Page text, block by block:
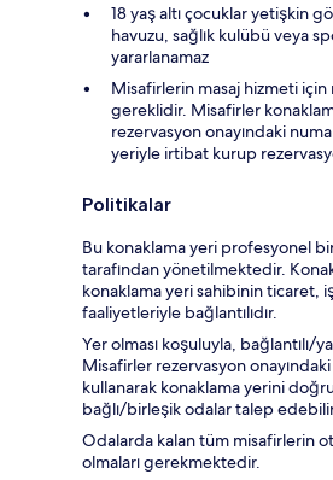
18 yaş altı çocuklar yetişkin
havuzu, sağlık kulübü veya
yararlanamaz
Misafirlerin masaj hizmeti için
gereklidir. Misafirler
rezervasyon onayındaki
yeriyle irtibat kurup
Politikalar
Bu konaklama yeri profesyonel
tarafından yönetilmektedir.
konaklama yeri sahibinin ticaret,
faaliyetleriyle bağlantılıdır.
Yer olması koşuluyla, bağlantılı/
Misafirler rezervasyon
kullanarak konaklama yerini
bağlı/birleşik odalar talep
Odalarda kalan tüm misafirlerin
olmaları gerekmektedir.